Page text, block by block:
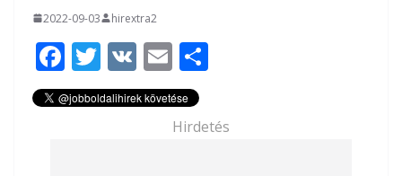
2022-09-03 hirextra2
F
ac
e
T
w
itt
V
K
E
m
ai
l
za
m
Hirdetés